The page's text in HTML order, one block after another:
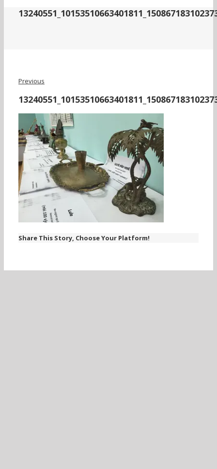
Previous
Share This Story, Choose Your Platform!